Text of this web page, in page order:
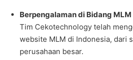
Berpengalaman di Bidang MLM
Tim Cekotechnology telah
website MLM di Indonesia, dari
perusahaan besar.